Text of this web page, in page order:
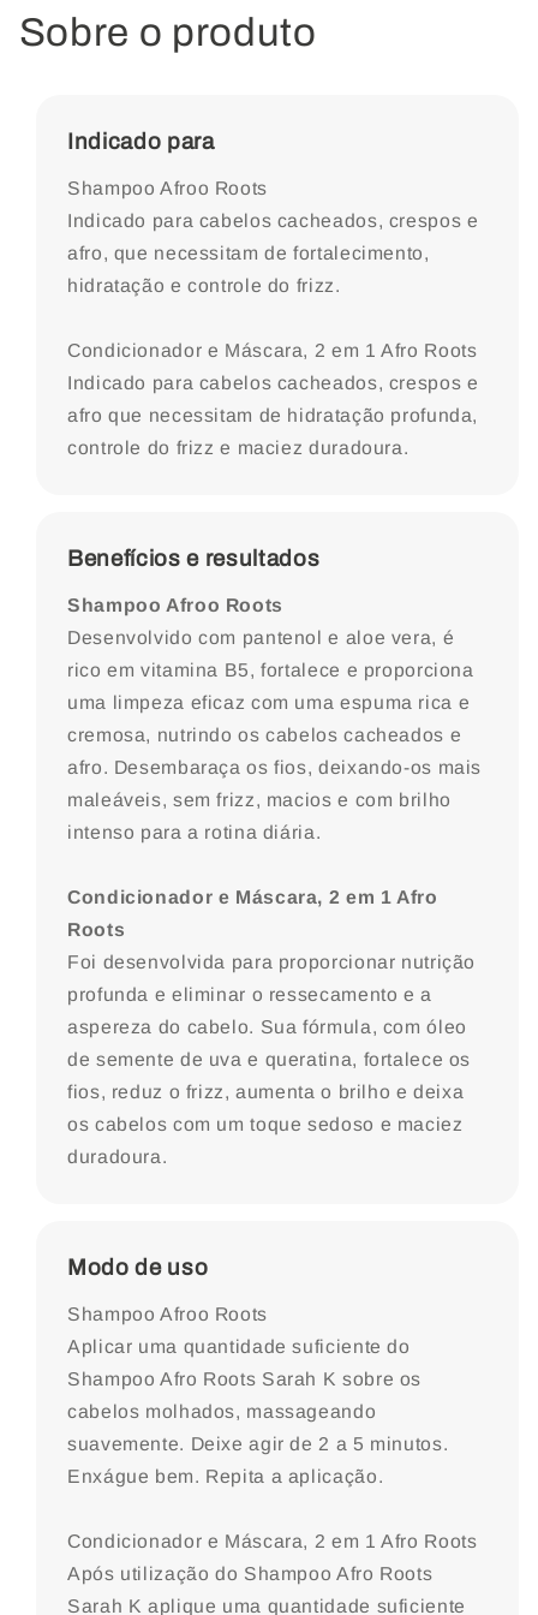
Sobre o produto
Indicado para
Shampoo Afroo Roots
Indicado para cabelos cacheados, crespos e
afro, que necessitam de fortalecimento,
hidratação e controle do frizz.
Condicionador e Máscara, 2 em 1 Afro Roots
Indicado para cabelos cacheados, crespos e
afro que necessitam de hidratação profunda,
controle do frizz e maciez duradoura.
Benefícios e resultados
Shampoo Afroo Roots
Desenvolvido com pantenol e aloe vera, é
rico em vitamina B5, fortalece e proporciona
uma limpeza eficaz com uma espuma rica e
cremosa, nutrindo os cabelos cacheados e
afro. Desembaraça os fios, deixando-os mais
maleáveis, sem frizz, macios e com brilho
intenso para a rotina diária.
Condicionador e Máscara, 2 em 1 Afro
Roots
Foi desenvolvida para proporcionar nutrição
profunda e eliminar o ressecamento e a
aspereza do cabelo. Sua fórmula, com óleo
de semente de uva e queratina, fortalece os
fios, reduz o frizz, aumenta o brilho e deixa
os cabelos com um toque sedoso e maciez
duradoura.
Modo de uso
Shampoo Afroo Roots
Aplicar uma quantidade suficiente do
Shampoo Afro Roots Sarah K sobre os
cabelos molhados, massageando
suavemente. Deixe agir de 2 a 5 minutos.
Enxágue bem. Repita a aplicação.
Condicionador e Máscara, 2 em 1 Afro Roots
Após utilização do Shampoo Afro Roots
Sarah K aplique uma quantidade suficiente